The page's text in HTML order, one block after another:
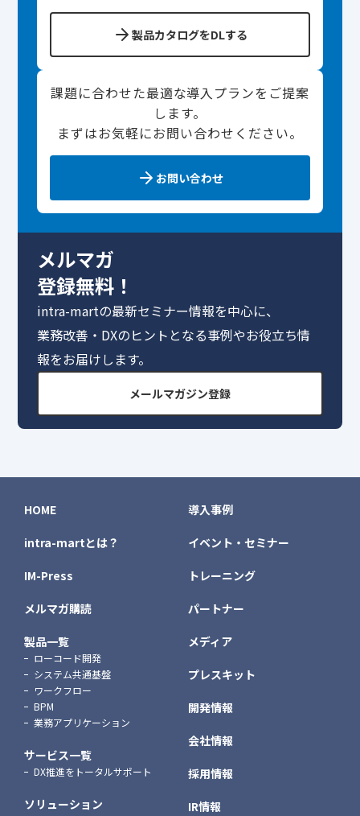
製品カタログをDLする
課題に合わせた最適な導入プランをご提案
します。
まずはお気軽にお問い合わせください。
お問い合わせ
メルマガ
登録無料！
intra-martの最新セミナー情報を中心に、
業務改善・DXのヒントとなる事例やお役立ち情
報をお届けします。
メールマガジン登録
HOME
intra-martとは？
IM-Press
メルマガ購読
製品一覧
ローコード開発
システム共通基盤
ワークフロー
BPM
業務アプリケーション
サービス一覧
DX推進をトータルサポート
ソリューション
導入事例
イベント・セミナー
トレーニング
パートナー
メディア
プレスキット
開発情報
会社情報
採用情報
IR情報